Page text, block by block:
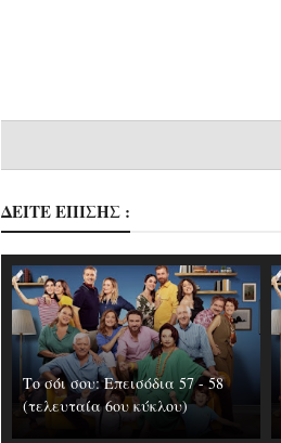
ΔΕΙΤΕ ΕΠΙΣΗΣ :
Το σόι σου: Επεισόδια 57 - 58
(τελευταία 6ου κύκλου)